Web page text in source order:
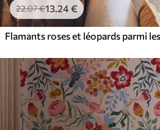
22.07€13.24€